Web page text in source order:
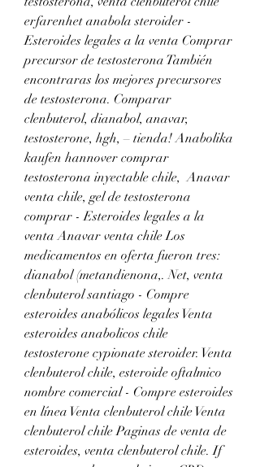
erfarenhet anabola steroider -
Esteroides legales a la venta Comprar
precursor de testosterona También
encontraras los mejores precursores
de testosterona. Comparar
clenbuterol, dianabol, anavar,
testosterone, hgh, – tienda! Anabolika
kaufen hannover comprar
testosterona inyectable chile,  Anavar
venta chile, gel de testosterona
comprar - Esteroides legales a la
venta Anavar venta chile Los
medicamentos en oferta fueron tres:
dianabol (metandienona,. Net, venta
clenbuterol santiago - Compre
esteroides anabólicos legales Venta
esteroides anabolicos chile
testosterone cypionate steroider. Venta
clenbuterol chile, esteroide oftalmico
nombre comercial - Compre esteroides
en línea Venta clenbuterol chile Venta
clenbuterol chile Paginas de venta de
esteroides, venta clenbuterol chile. If